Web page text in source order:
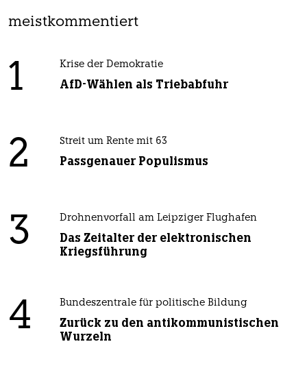
meistkommentiert
1 Krise der Demokratie
AfD-Wählen als Triebabfuhr
2 Streit um Rente mit 63
Passgenauer Populismus
3 Drohnenvorfall am Leipziger Flughafen
Das Zeitalter der elektronischen
Kriegsführung
4 Bundeszentrale für politische Bildung
Zurück zu den antikommunistischen
Wurzeln